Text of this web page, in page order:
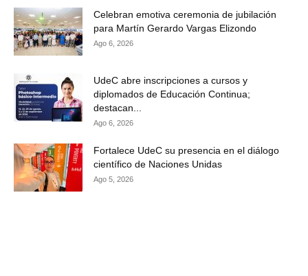
Celebran emotiva ceremonia de jubilación
para Martín Gerardo Vargas Elizondo
Ago 6, 2026
UdeC abre inscripciones a cursos y
diplomados de Educación Continua;
destacan...
Ago 6, 2026
Fortalece UdeC su presencia en el diálogo
científico de Naciones Unidas
Ago 5, 2026